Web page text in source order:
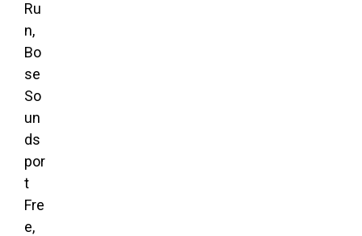
Ru
n,
Bo
se
So
un
ds
por
t
Fre
e,